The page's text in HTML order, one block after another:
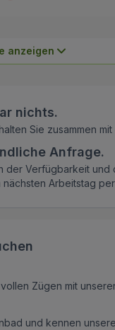
anzeigen
nichts.
Sie zusammen
Anfrage.
der Verfügbarkeit
Arbeitstag per
Zügen mit
und kennen